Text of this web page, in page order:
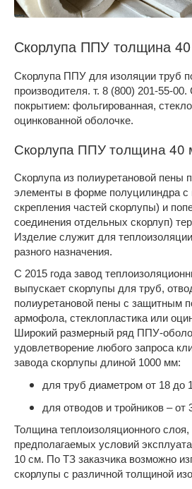
Скорлупа ППУ толщина
Скорлупа ППУ для изоляции труб
производителя. т. 8 (800) 201-55-00.
покрытием: фольгированная,
оцинкованной оболочке.
Скорлупа ППУ толщина 40
Скорлупа из полиуретановой пены
элементы в форме полуцилиндра
скрепления частей скорлупы) и
соединения отдельных скорлуп)
Изделие служит для
разного назначения.
С 2015 года завод
выпускает скорлупы для труб,
полиуретановой пены с защитным
армофола, стеклопластика или
Широкий размерный ряд ППУ-
удовлетворение любого запроса
завода скорлупы длиной 1000 мм:
для труб диаметром от 18 до
для отводов и тройников – от
Толщина теплоизоляционного слоя,
предполагаемых условий
10 см. По ТЗ заказчика возможно
скорлупы с различной толщиной